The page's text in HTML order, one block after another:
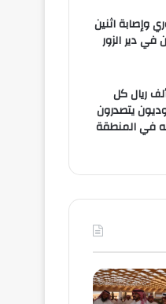
وإصابة اثنين
دير الزور
يربح 56 ألف ريال كل
يتصدرون
في المنطقة